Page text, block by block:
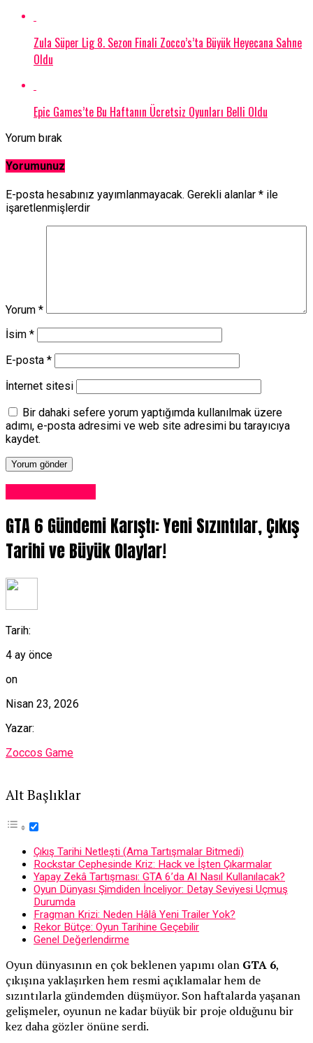
Zula Süper Lig 8. Sezon Finali Zocco’s’ta Büyük Heyecana Sahne
Oldu
Epic Games’te Bu Haftanın Ücretsiz Oyunları Belli Oldu
Yorum bırak
Yorumunuz
E-posta hesabınız yayımlanmayacak. Gerekli alanlar * ile
işaretlenmişlerdir
Yorum *
İsim *
E-posta *
İnternet sitesi
Bir dahaki sefere yorum yaptığımda kullanılmak üzere
adımı, e-posta adresimi ve web site adresimi bu tarayıcıya
kaydet.
GTA 6 Gündemi Karıştı: Yeni Sızıntılar, Çıkış
Tarihi ve Büyük Olaylar!
Tarih:
4 ay önce
on
Nisan 23, 2026
Yazar:
Zoccos Game
Alt Başlıklar
Çıkış Tarihi Netleşti (Ama Tartışmalar Bitmedi)
Rockstar Cephesinde Kriz: Hack ve İşten Çıkarmalar
Yapay Zekâ Tartışması: GTA 6’da AI Nasıl Kullanılacak?
Oyun Dünyası Şimdiden İnceliyor: Detay Seviyesi Uçmuş
Durumda
Fragman Krizi: Neden Hâlâ Yeni Trailer Yok?
Rekor Bütçe: Oyun Tarihine Geçebilir
Genel Değerlendirme
Oyun dünyasının en çok beklenen yapımı olan GTA 6,
çıkışına yaklaşırken hem resmi açıklamalar hem de
sızıntılarla gündemden düşmüyor. Son haftalarda yaşanan
gelişmeler, oyunun ne kadar büyük bir proje olduğunu bir
kez daha gözler önüne serdi.